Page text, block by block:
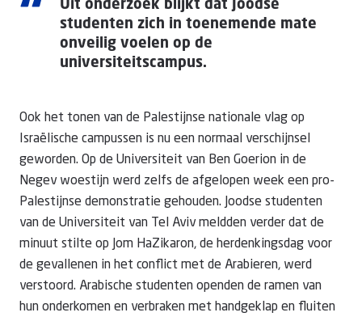
“
Uit onderzoek blijkt dat Joodse
studenten zich in toenemende mate
onveilig voelen op de
universiteitscampus.
Ook het tonen van de Palestijnse nationale vlag op
Israëlische campussen is nu een normaal verschijnsel
geworden. Op de Universiteit van Ben Goerion in de
Negev woestijn werd zelfs de afgelopen week een pro-
Palestijnse demonstratie gehouden. Joodse studenten
van de Universiteit van Tel Aviv meldden verder dat de
minuut stilte op Jom HaZikaron, de herdenkingsdag voor
de gevallenen in het conflict met de Arabieren, werd
verstoord. Arabische studenten openden de ramen van
hun onderkomen en verbraken met handgeklap en fluiten